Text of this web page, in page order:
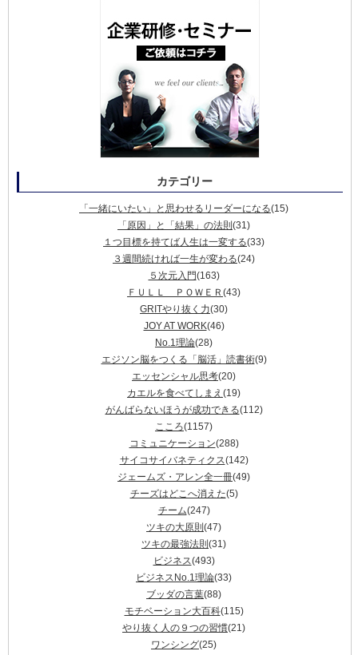
カテゴリー
「一緒にいたい」と思わせるリーダーになる(15)
「原因」と「結果」の法則 (31)
１つ目標を持てば人生は一変する(33)
３週間続ければ一生が変わる(24)
５次元入門(163)
ＦＵＬＬ ＰＯＷＥＲ (43)
GRITやり抜く力(30)
JOY AT WORK(46)
No.1理論(28)
エジソン脳をつくる「脳活」読書術(9)
エッセンシャル思考(20)
カエルを食べてしまえ (19)
がんばらないほうが成功できる(112)
こころ(1157)
コミュニケーション(288)
サイコサイバネティクス(142)
ジェームズ・アレン全一冊(49)
チーズはどこへ消えた(5)
チーム(247)
ツキの大原則 (47)
ツキの最強法則 (31)
ビジネス(493)
ビジネスNo.1理論(33)
ブッダの言葉(88)
モチベーション大百科(115)
やり抜く人の９つの習慣(21)
ワンシング(25)